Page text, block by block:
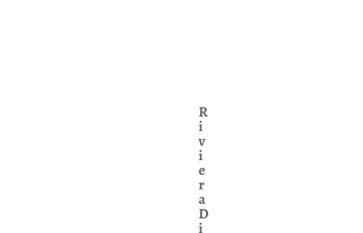
R
i
v
i
e
r
a
D
i